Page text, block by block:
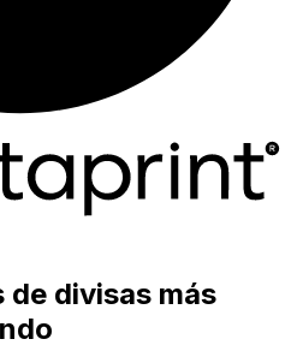
de divisas más